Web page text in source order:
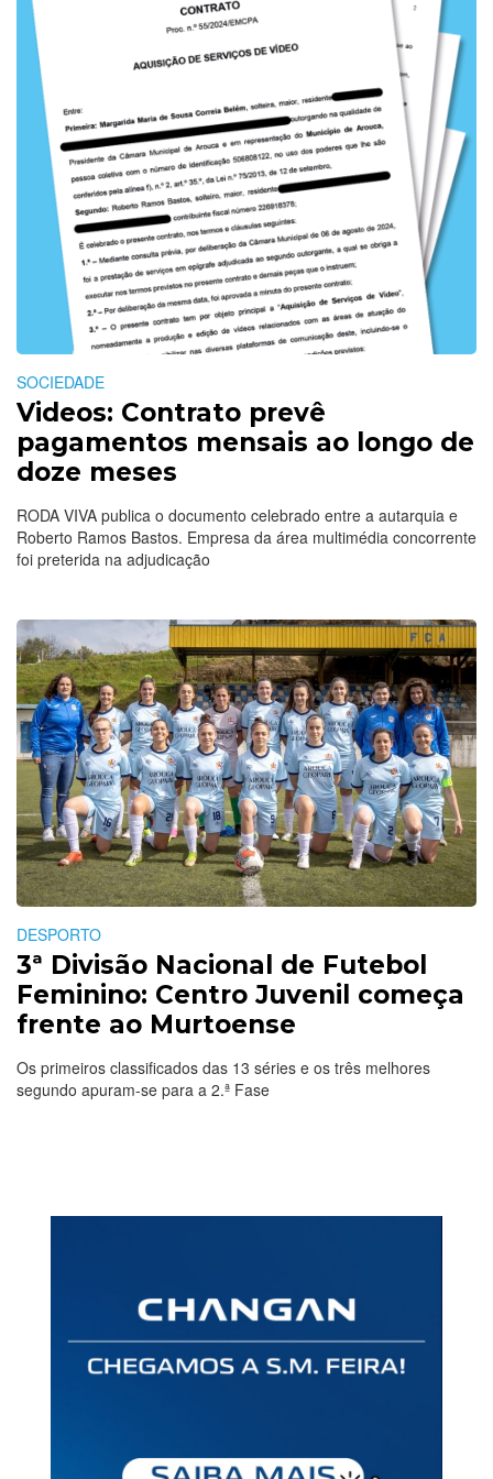
SOCIEDADE
Videos: Contrato prevê
pagamentos mensais ao longo de
doze meses
RODA VIVA publica o documento celebrado entre a autarquia e
Roberto Ramos Bastos. Empresa da área multimédia concorrente
foi preterida na adjudicação
DESPORTO
3ª Divisão Nacional de Futebol
Feminino: Centro Juvenil começa
frente ao Murtoense
Os primeiros classificados das 13 séries e os três melhores
segundo apuram-se para a 2.ª Fase